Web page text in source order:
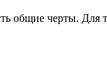
общие черты. Для